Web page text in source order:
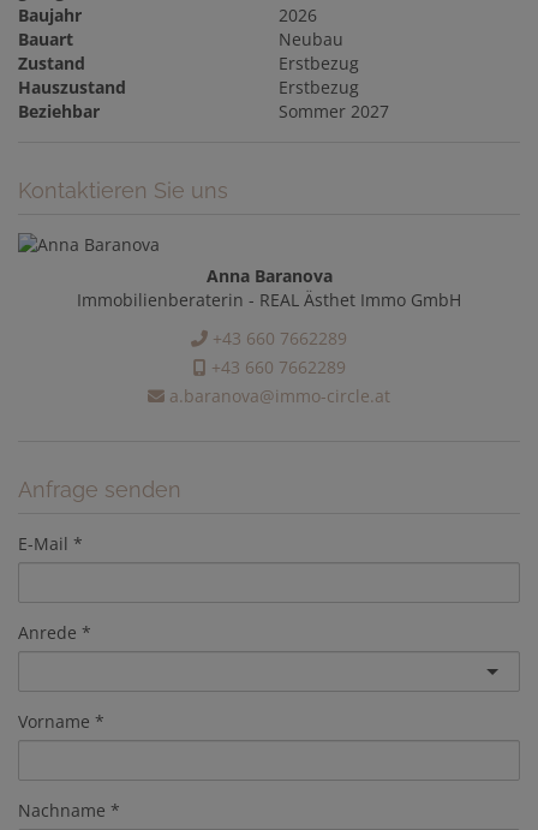
Baujahr
2026
Bauart
Neubau
Zustand
Erstbezug
Hauszustand
Erstbezug
Beziehbar
Sommer 2027
Kontaktieren Sie uns
Anna Baranova
Immobilienberaterin - REAL Ästhet Immo GmbH
+43 660 7662289
+43 660 7662289
a.baranova@immo-circle.at
Anfrage senden
E-Mail
Anrede
Vorname
Nachname